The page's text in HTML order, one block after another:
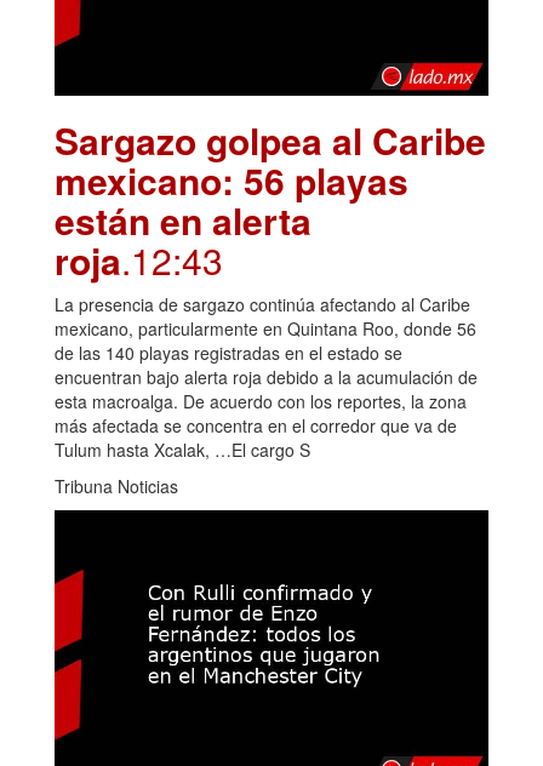
Sargazo golpea al Caribe
mexicano: 56 playas
están en alerta
roja.12:43
La presencia de sargazo continúa afectando al Caribe
mexicano, particularmente en Quintana Roo, donde 56
de las 140 playas registradas en el estado se
encuentran bajo alerta roja debido a la acumulación de
esta macroalga. De acuerdo con los reportes, la zona
más afectada se concentra en el corredor que va de
Tulum hasta Xcalak, …El cargo S
Tribuna Noticias